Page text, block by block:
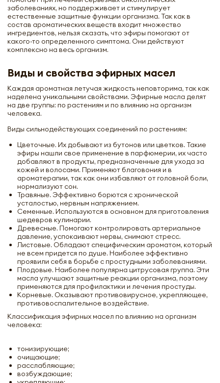
заболеваниях, но поддерживает и стимулирует
естественные защитные функции организма. Так как в
состав ароматических веществ входит множество
ингредиентов, нельзя сказать, что эфиры помогают от
какого-то определенного симптома. Они действуют
комплексно на весь организм.
Виды и свойства эфирных масел
Каждая ароматная летучая жидкость неповторима, так как
наделена уникальными свойствами. Эфирные масла делят
на две группы: по растениям и по влиянию на организм
человека.
Виды сильнодействующих соединений по растениям:
Цветочные. Их добывают из бутонов или цветков. Такие
эфиры нашли свое применение в парфюмерии, их часто
добавляют в продукты, предназначенные для ухода за
кожей и волосами. Применяют благовония и в
ароматерапии, так как они избавляют от головной боли,
нормализуют сон.
Травяные. Эффективно борются с хронической
усталостью, нервным напряжением.
Семенные. Используются в основном для приготовления
шедевров кулинарии.
Древесные. Помогают контролировать артериальное
давление, успокаивают нервы, снимают стресс.
Листовые. Обладают специфическим ароматом, который
не всем придется по душе. Наиболее эффективно
проявили себя в борьбе с простудными заболеваниями.
Плодовые. Наиболее популярна цитрусовая группа. Эти
масла улучшают защитные реакции организма, поэтому
применяются для профилактики и лечения простуды.
Корневые. Оказывают противовирусное, укрепляющее,
противовоспалительное воздействие.
Классификация эфирных масел по влиянию на организм
человека:
тонизирующие;
очищающие;
расслабляющие;
возбуждающие;